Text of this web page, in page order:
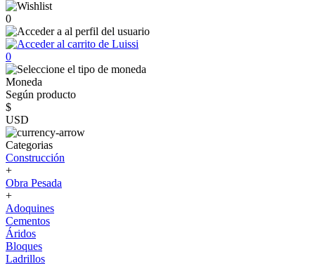
0
0
Moneda
Según producto
$
USD
Categorias
Construcción
+
Obra Pesada
+
Adoquines
Cementos
Áridos
Bloques
Ladrillos